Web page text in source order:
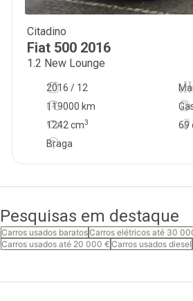
Citadino
Fiat 500 2016
1.2 New Lounge
2016 / 12
119000 km
69
1242 cm3
Braga
Pesquisas em destaque
Carros usados baratosCarros elétricos até 30
Carros usados até 20 000 € Carros usados diesel